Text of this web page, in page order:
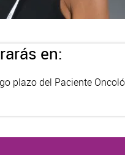
en:
plazo del Paciente